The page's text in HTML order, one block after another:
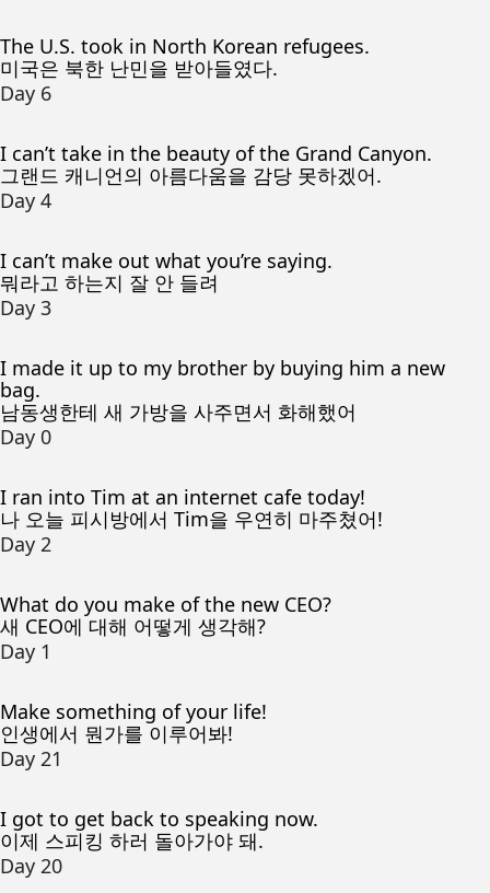
The U.S. took in North Korean refugees.
미국은 북한 난민을 받아들였다.
Day 6
I can’t take in the beauty of the Grand Canyon.
그랜드 캐니언의 아름다움을 감당 못하겠어.
Day 4
I can’t make out what you’re saying.
뭐라고 하는지 잘 안 들려
Day 3
I made it up to my brother by buying him a new
bag.
남동생한테 새 가방을 사주면서 화해했어
Day 0
I ran into Tim at an internet cafe today!
나 오늘 피시방에서 Tim을 우연히 마주쳤어!
Day 2
What do you make of the new CEO?
새 CEO에 대해 어떻게 생각해?
Day 1
Make something of your life!
인생에서 뭔가를 이루어봐!
Day 21
I got to get back to speaking now.
이제 스피킹 하러 돌아가야 돼.
Day 20